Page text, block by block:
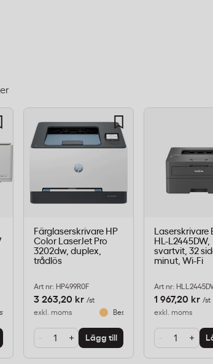
för marknadsavdelningen eller
Färglaserskrivare HP
Color LaserJet Pro
3202dw, duplex,
trådlös
Art nr: HP499R0F
3 263,20 kr /st
exkl. moms
Beställningsvara
- + Lägg till
Laserskrivare
HL-L2445DW,
svartvit, 32
minut, Wi-Fi
Art nr:
1 967,20 kr /st
exkl. moms
- +